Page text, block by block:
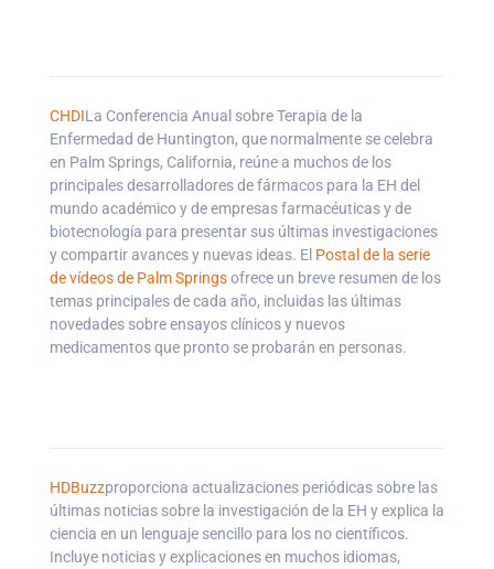
CHDILa Conferencia Anual sobre Terapia de la
Enfermedad de Huntington, que normalmente se celebra
en Palm Springs, California, reúne a muchos de los
principales desarrolladores de fármacos para la EH del
mundo académico y de empresas farmacéuticas y de
biotecnología para presentar sus últimas investigaciones
y compartir avances y nuevas ideas. El Postal de la serie
de vídeos de Palm Springsofrece un breve resumen de los
temas principales de cada año, incluidas las últimas
novedades sobre ensayos clínicos y nuevos
medicamentos que pronto se probarán en personas.
HDBuzzproporciona actualizaciones periódicas sobre las
últimas noticias sobre la investigación de la EH y explica la
ciencia en un lenguaje sencillo para los no científicos.
Incluye noticias y explicaciones en muchos idiomas,